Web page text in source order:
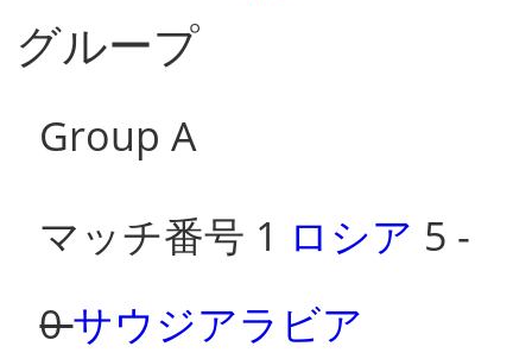
グループ
Group A
マッチ番号 1 ロシア 5 -
0サウジアラビア